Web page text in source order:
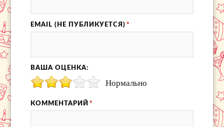
EMAIL (НЕ ПУБЛИКУЕТСЯ) *
ВАША ОЦЕНКА:
Нормально
КОММЕНТАРИЙ *